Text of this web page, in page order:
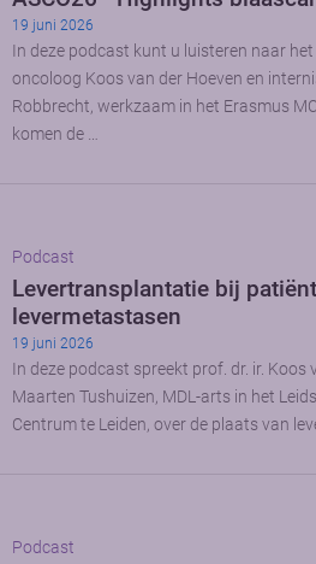
19 juni 2026
In deze podcast kunt u luisteren naar
oncoloog Koos van der Hoeven en
Robbrecht, werkzaam in het Erasmus
komen de …
Podcast
Levertransplantatie bij
levermetastasen
19 juni 2026
In deze podcast spreekt prof. dr. ir. Koos
Maarten Tushuizen, MDL-arts in het
Centrum te Leiden, over de plaats van
Podcast